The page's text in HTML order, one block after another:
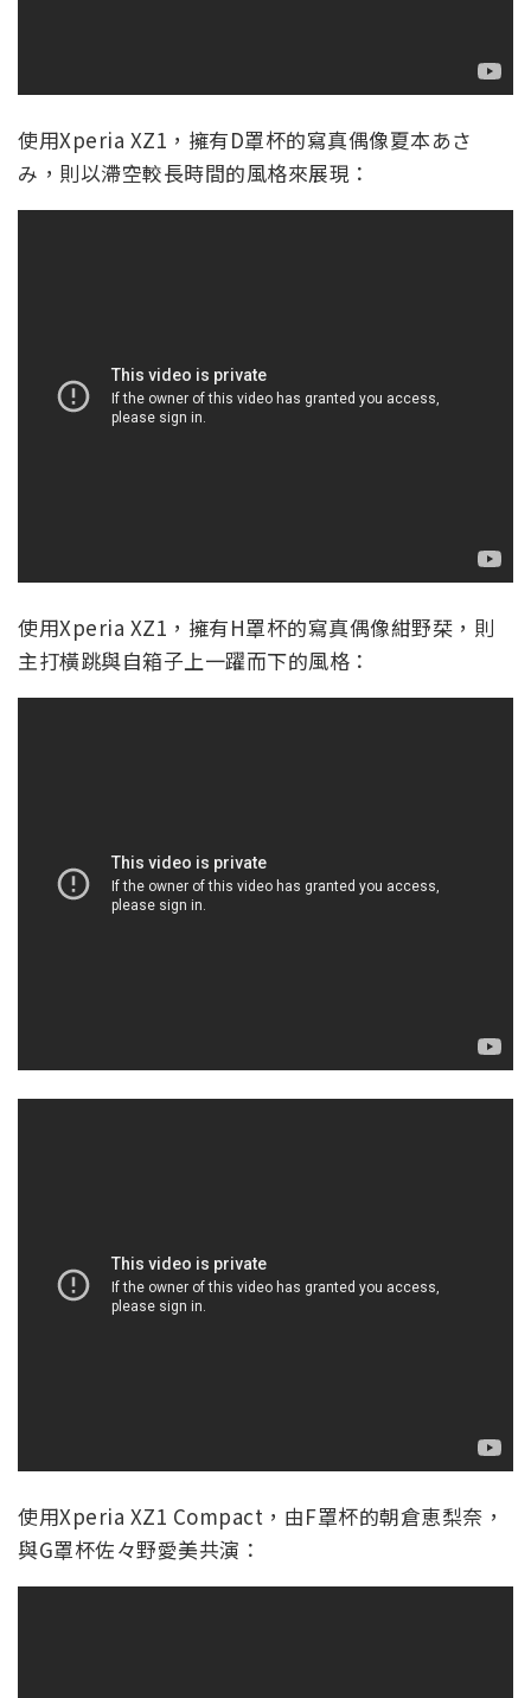
使用Xperia XZ1，擁有D罩杯的寫真偶像夏本あさ
み，則以滯空較長時間的風格來展現：
使用Xperia XZ1，擁有H罩杯的寫真偶像紺野栞，則
主打橫跳與自箱子上一躍而下的風格：
使用Xperia XZ1 Compact，由F罩杯的朝倉恵梨奈，
與G罩杯佐々野愛美共演：